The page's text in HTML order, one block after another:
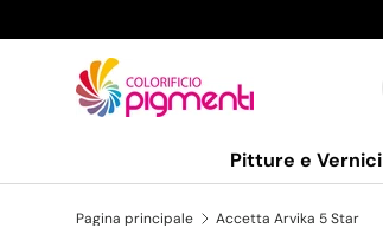
Passa ai contenuti
Pitture e Vernici
Pagina principale Accetta Arvika 5 Star